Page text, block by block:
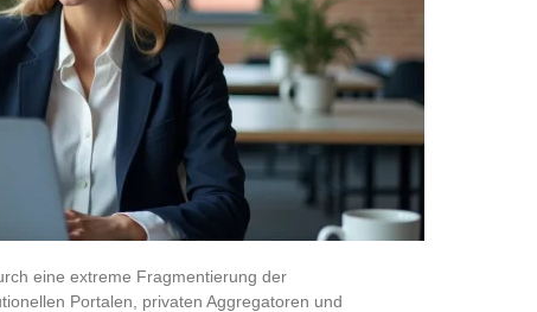
eine extreme Fragmentierung der
Portalen, privaten Aggregatoren und